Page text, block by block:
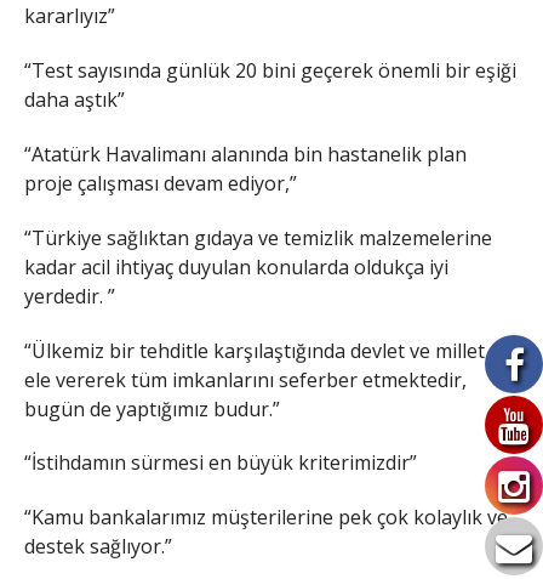
kararlıyız”
“Test sayısında günlük 20 bini geçerek önemli bir eşiği
daha aştık”
“Atatürk Havalimanı alanında bin hastanelik plan
proje çalışması devam ediyor,”
“Türkiye sağlıktan gıdaya ve temizlik malzemelerine
kadar acil ihtiyaç duyulan konularda oldukça iyi
yerdedir. ”
“Ülkemiz bir tehditle karşılaştığında devlet ve millet ele
ele vererek tüm imkanlarını seferber etmektedir,
bugün de yaptığımız budur.”
“İstihdamın sürmesi en büyük kriterimizdir”
“Kamu bankalarımız müşterilerine pek çok kolaylık ve
destek sağlıyor.”